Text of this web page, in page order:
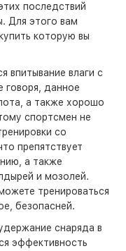
последствий
Для этого вам
которую вы
впитывание влаги с
данное
а также хорошо
спортсмен не
со
препятствует
а также
и мозолей.
тренироваться
безопасней.
снаряда в
эффективность